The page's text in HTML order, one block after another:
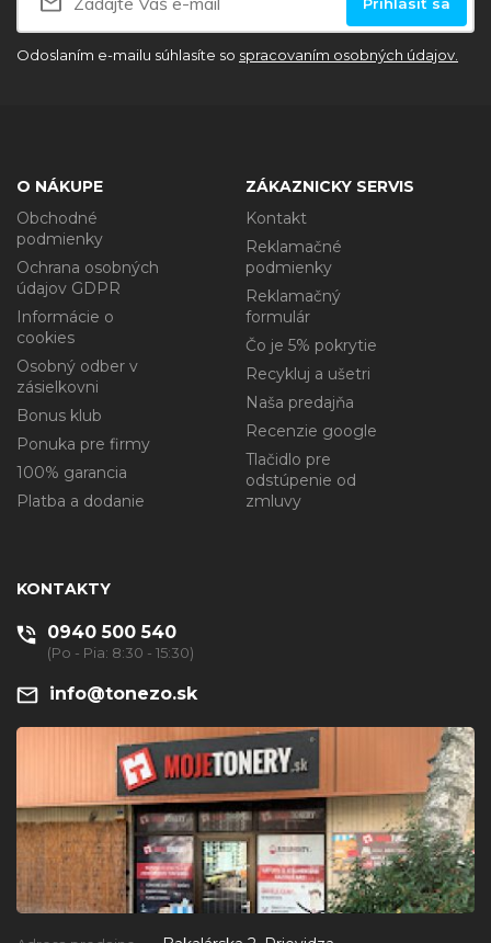
Odoslaním e-mailu súhlasíte so spracovaním osobných údajov.
O NÁKUPE
Obchodné
podmienky
Ochrana osobných
údajov GDPR
Informácie o
cookies
Osobný odber v
zásielkovni
Bonus klub
Ponuka pre firmy
100% garancia
Platba a dodanie
ZÁKAZNICKY SERVIS
Kontakt
Reklamačné
podmienky
Reklamačný
formulár
Čo je 5% pokrytie
Recykluj a ušetri
Naša predajňa
Recenzie google
Tlačidlo pre
odstúpenie od
zmluvy
KONTAKTY
0940 500 540
(Po - Pia: 8:30 - 15:30)
info@tonezo.sk